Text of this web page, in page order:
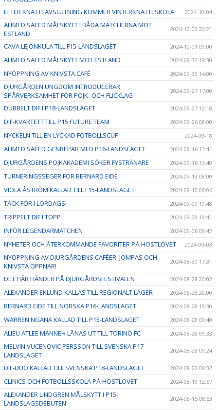
EFTER KNATTEAVSLUTNING KOMMER VINTERKNATTESKOLA 2024-10-04
AHMED SAEED MÅLSKYTT I BÅDA MATCHERNA MOT
ESTLAND
2024-10-02 20:21
CAVA LEJONKULA TILL F15-LANDSLAGET 2024-10-01 09:00
AHMED SAEED MÅLSKYTT MOT ESTLAND 2024-09-30 19:30
NYÖPPNING AV KNIVSTA CAFÉ 2024-09-30 14:00
DJURGÅRDEN UNGDOM INTRODUCERAR
SPÅRVERKSAMHET FÖR POJK- OCH FLICKLAG
2024-09-27 17:00
DUBBELT DIF I P18-LANDSLAGET 2024-09-27 10:18
DIF-KVARTETT TILL P15 FUTURE TEAM 2024-09-26 08:00
NYCKELN TILL EN LYCKAD FOTBOLLSCUP 2024-09-18
AHMED SAEED GENREPAR MED P16-LANDSLAGET 2024-09-16 13:41
DJURGÅRDENS POJKAKADEMI SÖKER FYSTRÄNARE 2024-09-16 13:40
TURNERINGSSEGER FÖR BERNARD EIDE 2024-09-13 08:00
VIOLA ÅSTRÖM KALLAD TILL F15-LANDSLAGET 2024-09-12 09:06
TACK FÖR I LÖRDAGS! 2024-09-09 19:48
TRIPPELT DIF I TOPP 2024-09-09 19:41
INFÖR LEGENDARMATCHEN 2024-09-06 09:47
NYHETER OCH ÅTERKOMMANDE FAVORITER PÅ HÖSTLOVET 2024-09-03
NYÖPPNING AV DJURGÅRDENS CAFÉER: JOMPAS OCH
KNIVSTA ÖPPNAR!
2024-08-30 17:31
DET HÄR HÄNDER PÅ DJURGÅRDSFESTIVALEN 2024-08-28 20:02
ALEXANDER EKLUND KALLAS TILL REGIONALT LÄGER 2024-08-28 20:00
BERNARD EIDE TILL NORSKA P16-LANDSLAGET 2024-08-28 19:30
WARREN NGANA KALLAD TILL P15-LANDSLAGET 2024-08-28 09:40
ALIEU ATLEE MANNEH LÅNAS UT TILL TORINO FC 2024-08-28 09:33
MELVIN VUCENOVIC PERSSON TILL SVENSKA P17-
LANDSLAGET
2024-08-28 09:24
DIF-DUO KALLAD TILL SVENSKA P18-LANDSLAGET 2024-08-22 09:37
CLINICS OCH FOTBOLLSSKOLA PÅ HÖSTLOVET 2024-08-19 12:57
ALEXANDER LINDGREN MÅLSKYTT I P15-
LANDSLAGSDEBUTEN
2024-08-15 08:53